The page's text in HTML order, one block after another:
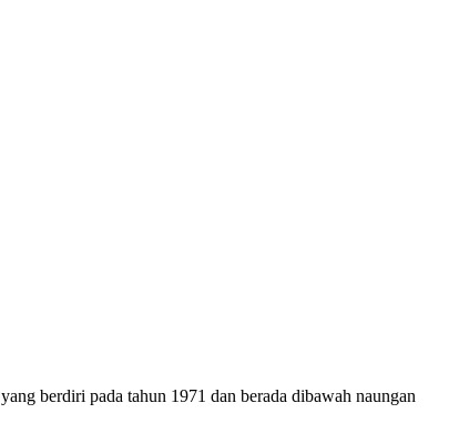
berdiri pada tahun 1971 dan berada dibawah naungan